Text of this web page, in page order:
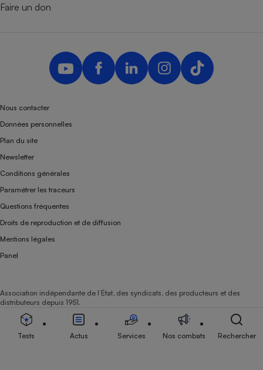
Faire un don
Nous contacter
Données personnelles
Plan du site
Newsletter
Conditions générales
Paramétrer les traceurs
Questions fréquentes
Droits de reproduction et de diffusion
Mentions légales
Panel
Association indépendante de l’État, des syndicats, des producteurs et des
distributeurs depuis 1951.
Tests Actus Services Nos combats Rechercher